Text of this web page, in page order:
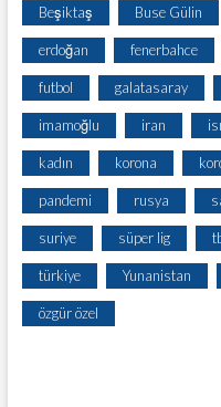
Beşiktaş Buse Gülin
erdoğan fenerbahce
futbol galatasaray
imamoğlu iran
kadın korona
pandemi rusya
suriye süper lig
türkiye Yunanistan
özgür özel